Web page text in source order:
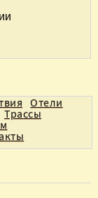
Отели
Трассы